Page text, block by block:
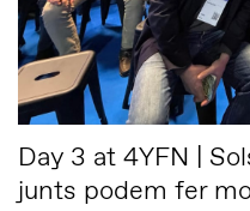
Day 3 at 4YFN |
junts podem fer